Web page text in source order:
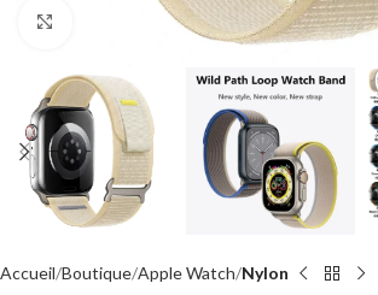
Cliquer pour agrandir
Accueil Boutique Apple Watch Nylon